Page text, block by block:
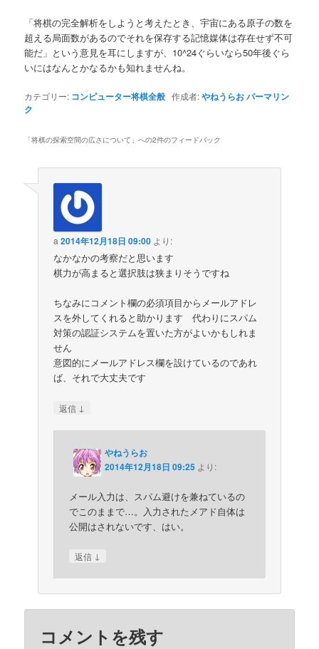
「将棋の完全解析をしようと考えたとき、宇宙にある原子の数を
超える局面数があるのでそれを保存する記憶媒体は存在せず不可
能だ」という意見を耳にしますが、10^24ぐらいなら50年後ぐら
いにはなんとかなるかも知れませんね。
カテゴリー: コンピューター将棋全般 作成者:やねうらおパーマリン
ク
「将棋の探索空間の広さについて 」への2件のフィードバック
a 2014年12月18日 09:00 より:
なかなかの考察だと思います
棋力が高まると選択肢は狭まりそうですね
ちなみにコメント欄の必須項目からメールアドレ
スを外してくれると助かります 代わりにスパム
対策の認証システムを置いた方がよいかもしれま
せん
意図的にメールアドレス欄を設けているのであれ
ば、それで大丈夫です
返信 ↓
やねうらお
2014年12月18日 09:25 より:
メール入力は、スパム避けを兼ねているの
でこのままで…。入力されたメアド自体は
公開はされないです、はい。
返信 ↓
コメントを残す